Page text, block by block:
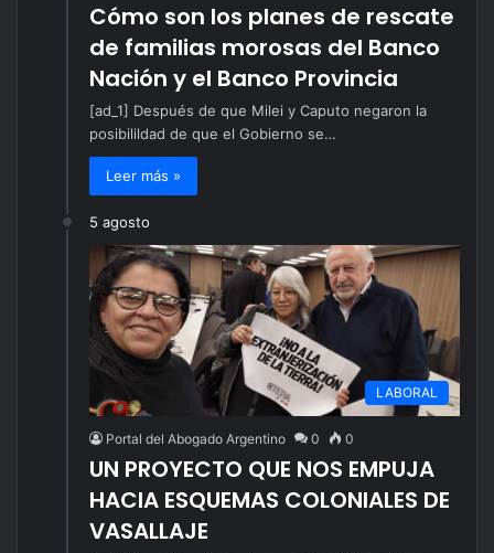
Cómo son los planes de rescate
de familias morosas del Banco
Nación y el Banco Provincia
[ad_1] Después de que Milei y Caputo negaron la
posibilildad de que el Gobierno se…
Leer más »
5 agosto
LABORAL
Portal del Abogado Argentino 0 0
UN PROYECTO QUE NOS EMPUJA
HACIA ESQUEMAS COLONIALES DE
VASALLAJE